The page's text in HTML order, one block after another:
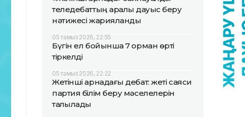
теледебаттың аралық дауыс беру
нәтижесі жарияланды
05 тамыз 2026, 22:55
Бүгін ел бойынша 7 орман өрті
тіркелді
05 тамыз 2026, 22:22
Жетінші арнадағы дебат: жеті саяси
партия білім беру мәселелерін
талқылады